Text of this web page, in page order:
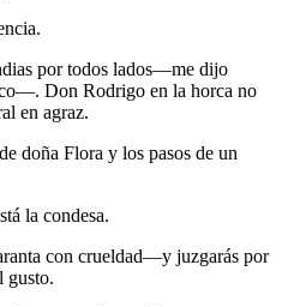
por todos lados—me dijo
Don Rodrigo en la horca no
en agraz.
doña Flora y los pasos de un
la condesa.
con crueldad—y juzgarás por
gusto.